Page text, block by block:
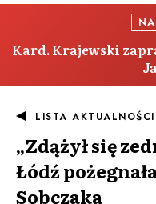
Kard. Krajewski
LISTA AKTUALNOŚCI
„Zdążył się
Łódź
Sobczaka